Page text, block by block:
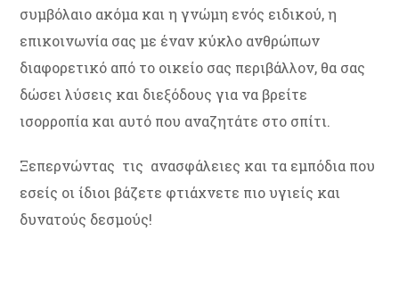
συμβόλαιο ακόμα και η γνώμη ενός ειδικού, η
επικοινωνία σας με έναν κύκλο ανθρώπων
διαφορετικό από το οικείο σας περιβάλλον, θα σας
δώσει λύσεις και διεξόδους για να βρείτε
ισορροπία και αυτό που αναζητάτε στο σπίτι.
Ξεπερνώντας τις ανασφάλειες και τα εμπόδια που
εσείς οι ίδιοι βάζετε φτιάχνετε πιο υγιείς και
δυνατούς δεσμούς!